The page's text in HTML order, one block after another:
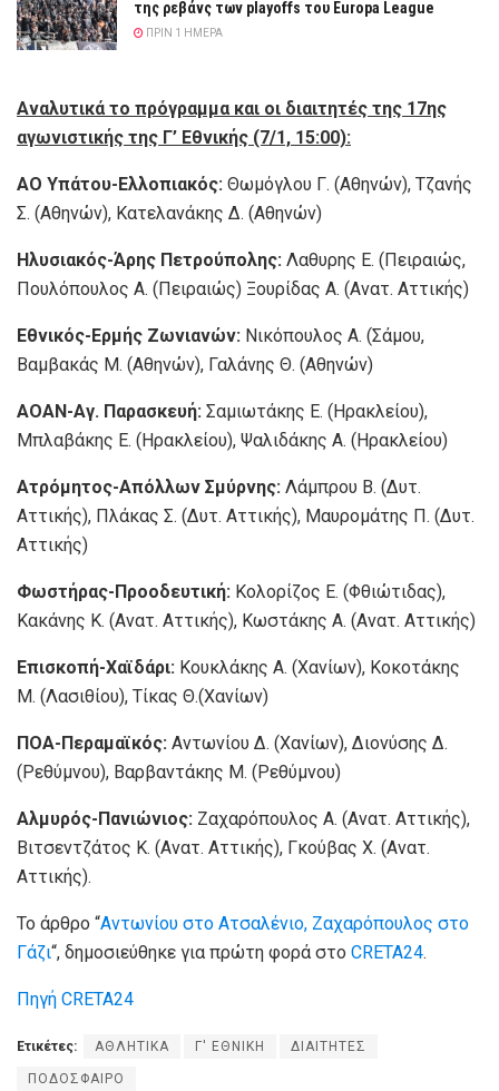
της ρεβάνς των playoffs του Europa League
ΠΡΙΝ 1 ΗΜΈΡΑ
Αναλυτικά το πρόγραμμα και οι διαιτητές της 17ης
αγωνιστικής της Γ’ Εθνικής (7/1, 15:00):
ΑΟ Υπάτου-Ελλοπιακός: Θωμόγλου Γ. (Αθηνών), Τζανής
Σ. (Αθηνών), Κατελανάκης Δ. (Αθηνών)
Ηλυσιακός-Άρης Πετρούπολης: Λαθυρης Ε. (Πειραιώς,
Πουλόπουλος Α. (Πειραιώς) Ξουρίδας Α. (Ανατ. Αττικής)
Εθνικός-Ερμής Ζωνιανών: Νικόπουλος Α. (Σάμου,
Βαμβακάς Μ. (Αθηνών), Γαλάνης Θ. (Αθηνών)
ΑΟΑΝ-Αγ. Παρασκευή: Σαμιωτάκης Ε. (Ηρακλείου),
Μπλαβάκης Ε. (Ηρακλείου), Ψαλιδάκης Α. (Ηρακλείου)
Ατρόμητος-Απόλλων Σμύρνης: Λάμπρου Β. (Δυτ.
Αττικής), Πλάκας Σ. (Δυτ. Αττικής), Μαυρομάτης Π. (Δυτ.
Αττικής)
Φωστήρας-Προοδευτική: Κολορίζος Ε. (Φθιώτιδας),
Κακάνης Κ. (Ανατ. Αττικής), Κωστάκης Α. (Ανατ. Αττικής)
Επισκοπή-Χαϊδάρι: Κουκλάκης Α. (Χανίων), Κοκοτάκης
Μ. (Λασιθίου), Τίκας Θ.(Χανίων)
ΠΟΑ-Περαμαϊκός: Αντωνίου Δ. (Χανίων), Διονύσης Δ.
(Ρεθύμνου), Βαρβαντάκης Μ. (Ρεθύμνου)
Αλμυρός-Πανιώνιος: Ζαχαρόπουλος Α. (Ανατ. Αττικής),
Βιτσεντζάτος Κ. (Ανατ. Αττικής), Γκούβας Χ. (Ανατ.
Αττικής).
Το άρθρο “Αντωνίου στο Ατσαλένιο, Ζαχαρόπουλος στο
Γάζι“, δημοσιεύθηκε για πρώτη φορά στο CRETA24.
Πηγή CRETA24
Ετικέτες: ΑΘΛΗΤΙΚΑ Γ' ΕΘΝΙΚΗ ΔΙΑΙΤΗΤΕΣ
ΠΟΔΟΣΦΑΙΡΟ